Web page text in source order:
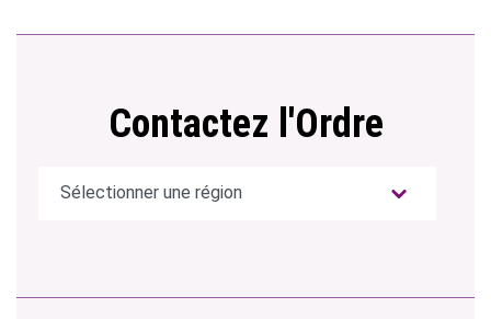
Contactez l'Ordre